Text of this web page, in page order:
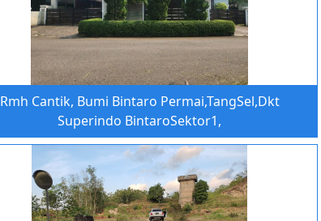
Rmh Cantik, Bumi Bintaro Permai,TangSel,Dkt
Superindo BintaroSektor1,